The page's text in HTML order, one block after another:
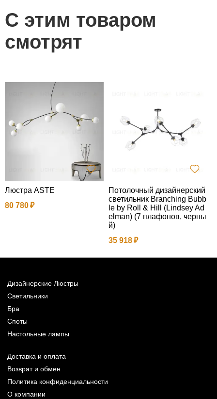
С этим товаром
смотрят
Люстра ASTE
80 780
Потолочный дизайнерский
светильник Branching Bubb
le by Roll & Hill (Lindsey Ad
elman) (7 плафонов, черны
й)
35 918
Дизайнерские Люстры
Светильники
Бра
Споты
Настольные лампы
Доставка и оплата
Возврат и обмен
Политика конфиденциальности
О компании